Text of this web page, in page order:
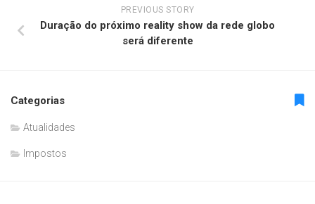
PREVIOUS STORY
Duração do próximo reality show da rede globo
será diferente
Categorias
Atualidades
Impostos